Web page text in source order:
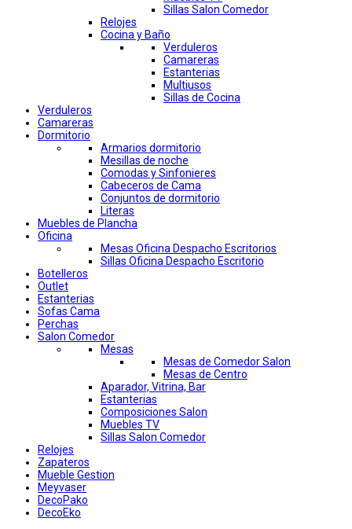
Sillas Salon Comedor
Relojes
Cocina y Baño
Verduleros
Camareras
Estanterias
Multiusos
Sillas de Cocina
Verduleros
Camareras
Dormitorio
Armarios dormitorio
Mesillas de noche
Comodas y Sinfonieres
Cabeceros de Cama
Conjuntos de dormitorio
Literas
Muebles de Plancha
Oficina
Mesas Oficina Despacho Escritorios
Sillas Oficina Despacho Escritorio
Botelleros
Outlet
Estanterias
Sofas Cama
Perchas
Salon Comedor
Mesas
Mesas de Comedor Salon
Mesas de Centro
Aparador, Vitrina, Bar
Estanterias
Composiciones Salon
Muebles TV
Sillas Salon Comedor
Relojes
Zapateros
Mueble Gestion
Meyvaser
DecoPako
DecoEko